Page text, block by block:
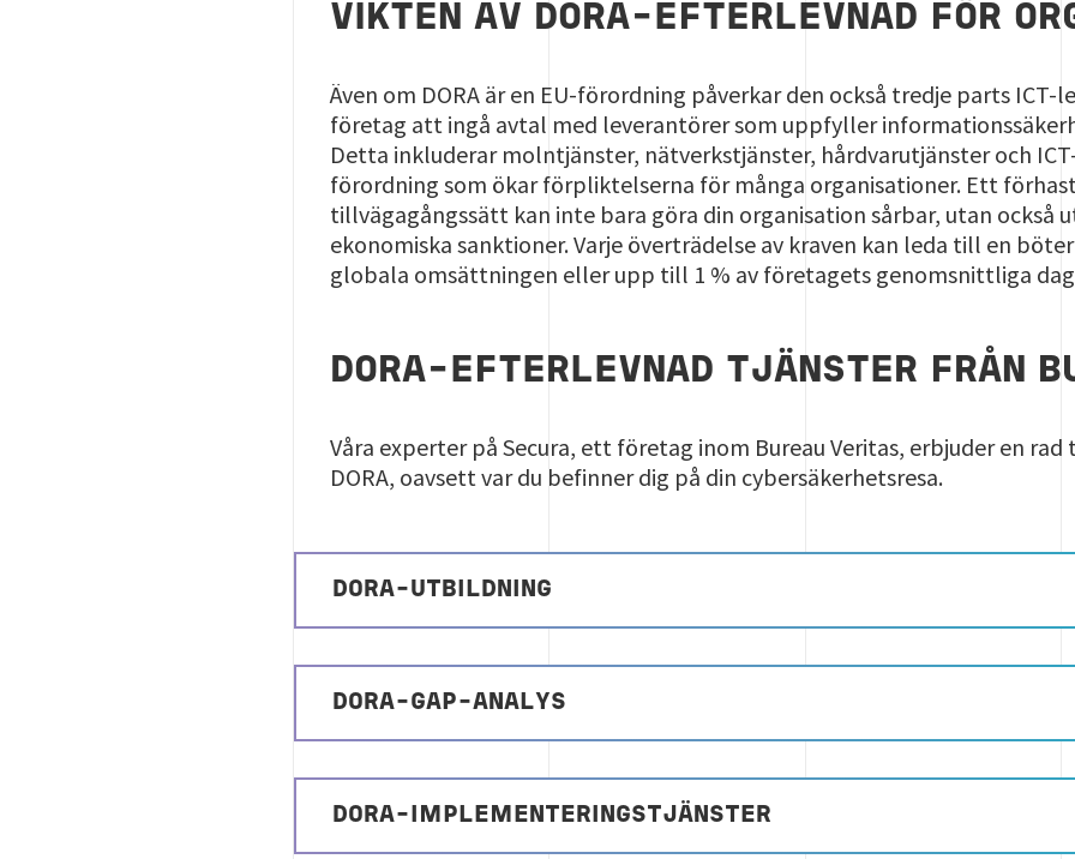
VIKTEN AV DORA-EFTERLEVNAD FÖR
Även om DORA är en EU-förordning påverkar den också tredje parts
företag att ingå avtal med leverantörer som uppfyller
Detta inkluderar molntjänster, nätverkstjänster, hårdvarutjänster och
förordning som ökar förpliktelserna för många organisationer. Ett
tillvägagångssätt kan inte bara göra din organisation sårbar, utan också
ekonomiska sanktioner. Varje överträdelse av kraven kan leda till en
globala omsättningen eller upp till 1 % av företagets genomsnittliga
DORA-EFTERLEVNAD TJÄNSTER FRÅN
Våra experter på Secura, ett företag inom Bureau Veritas, erbjuder en
DORA, oavsett var du befinner dig på din cybersäkerhetsresa.
DORA-UTBILDNING
DORA-GAP-ANALYS
DORA-IMPLEMENTERINGSTJÄNSTER